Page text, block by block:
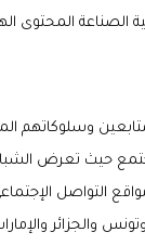
المحتوى
وسلوكاتهم
حيث تعرض
التواصل